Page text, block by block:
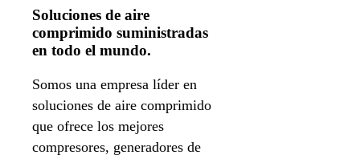
Soluciones de aire
comprimido suministradas
en todo el mundo.
Somos una empresa líder en
soluciones de aire comprimido
que ofrece los mejores
compresores, generadores de